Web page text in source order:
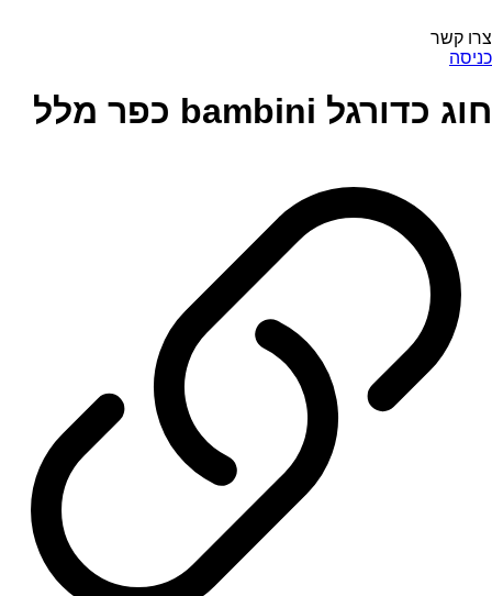
צרו קשר
כניסה
חוג כדורגל bambini כפר מלל